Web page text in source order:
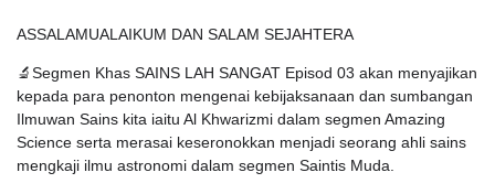
ASSALAMUALAIKUM DAN SALAM SEJAHTERA
🔬Segmen Khas SAINS LAH SANGAT Episod 03 akan menyajikan
kepada para penonton mengenai kebijaksanaan dan sumbangan
Ilmuwan Sains kita iaitu Al Khwarizmi dalam segmen Amazing
Science serta merasai keseronokkan menjadi seorang ahli sains
mengkaji ilmu astronomi dalam segmen Saintis Muda.